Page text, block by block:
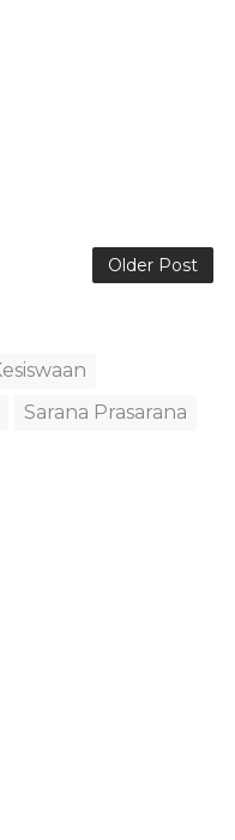
Older Post
Sarana Prasarana